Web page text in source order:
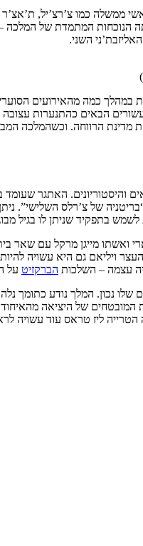
ממשלה כמו צ’רצ’יל,
ועד פיגועי ה-11 בספטמבר. אבל זו
השני.
הבאים כהתנערות
מדינת הרווחה. וכשהמלכה
והיסטוריונים. האתגר
של צ’רלס השלישי”.
בתפקיד שניתן לו בגיל
מייגן מרקל עם שאר בית
ויליאם גם היא עשויה
עצמה – השלכות הברקזיט על
נכון. המלך נודע כתומך
של היציאה מהאיחוד
ליז טראס עוד עשויה